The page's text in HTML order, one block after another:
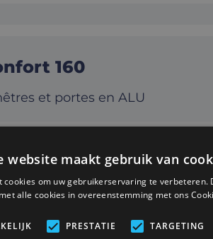
160
et portes en ALU
Télécharger
website maakt gebruik van
cookies om uw gebruikerservaring te verbeteren.
alle cookies in overeenstemming met ons
PRESTATIE TARGETING